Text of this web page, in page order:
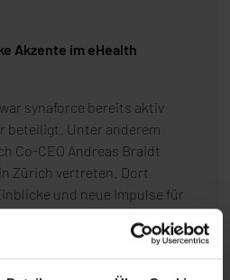
Akzente im eHealth
synaforce bereits aktiv
beteiligt. Unter anderem
Co-CEO Andreas Braidt
Zürich vertreten. Dort
und neue Impulse für
Gesundheitswirtschaft
Eindrücke und
Andreas Braidtin diesem